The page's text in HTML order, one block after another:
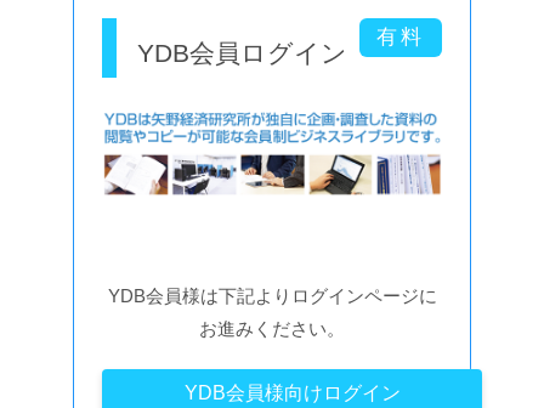
YDB会員ログイン
YDB会員様は下記よりログインページに
お進みください。
YDB会員様向けログイン